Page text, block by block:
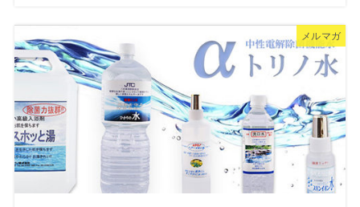
メルマガ